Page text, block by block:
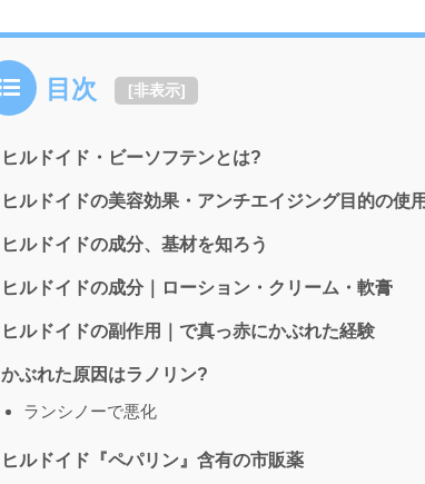
目次 [非表示]
ヒルドイド・ビーソフテンとは?
ヒルドイドの美容効果・アンチエイジング目的の使用
ヒルドイドの成分、基材を知ろう
ヒルドイドの成分｜ローション・クリーム・軟膏
ヒルドイドの副作用｜で真っ赤にかぶれた経験
かぶれた原因はラノリン?
ランシノーで悪化
ヒルドイド『ペパリン』含有の市販薬